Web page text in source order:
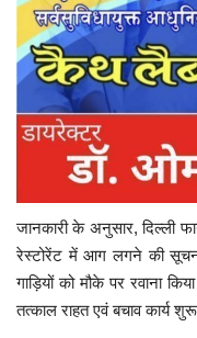
जानकारी के अनुसार, दिल्ली
रेस्टोरेंट में आग लगने की
गाड़ियों को मौके पर रवाना
तत्काल राहत एवं बचाव कार्य